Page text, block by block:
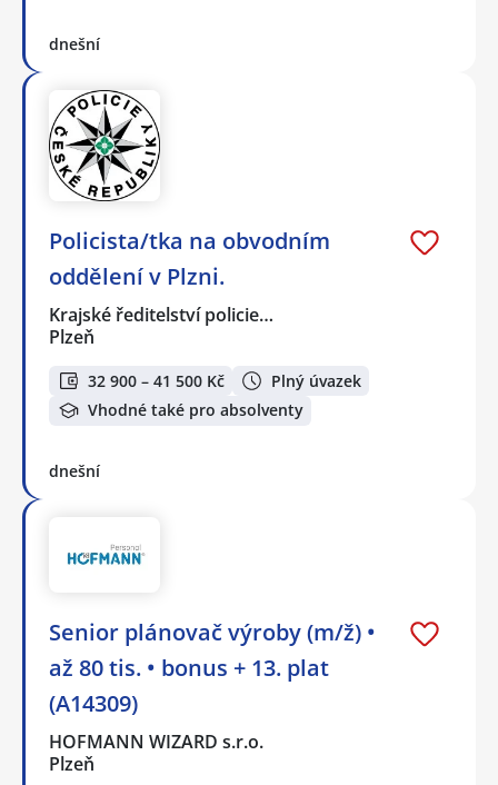
dnešní
Policista/tka na obvodním
oddělení v Plzni.
Krajské ředitelství policie…
Plzeň
32 900 – 41 500 Kč
Plný úvazek
Vhodné také pro absolventy
dnešní
Senior plánovač výroby (m/ž) •
až 80 tis. • bonus + 13. plat
(A14309)
HOFMANN WIZARD s.r.o.
Plzeň